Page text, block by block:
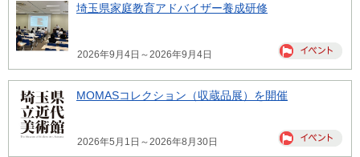
埼玉県家庭教育アドバイザー養成研修
2026年9月4日～2026年9月4日
MOMASコレクション（収蔵品展）を開催
2026年5月1日～2026年8月30日